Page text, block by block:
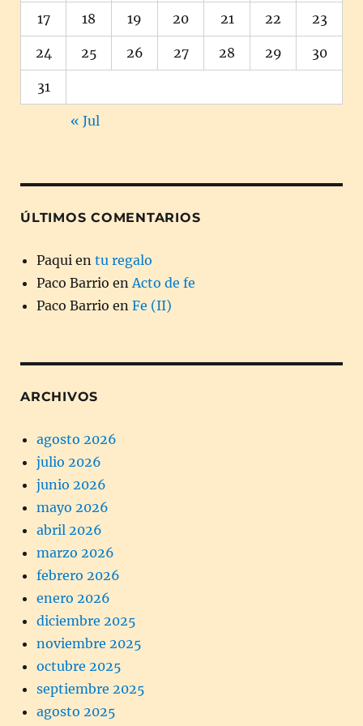
17 18 19 20 21 22 23
24 25 26 27 28 29 30
31
« Jul
ÚLTIMOS COMENTARIOS
Paqui en tu regalo
Paco Barrio en Acto de fe
Paco Barrio en Fe (II)
ARCHIVOS
agosto 2026
julio 2026
junio 2026
mayo 2026
abril 2026
marzo 2026
febrero 2026
enero 2026
diciembre 2025
noviembre 2025
octubre 2025
septiembre 2025
agosto 2025